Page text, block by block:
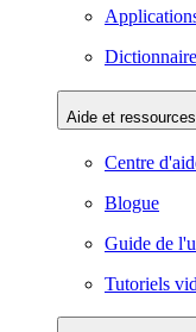
Aide et ressources
Centre
Blogue
Guide de
Tutoriels